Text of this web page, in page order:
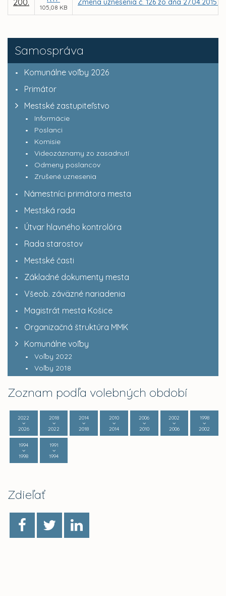
Samospráva
Komunálne voľby 2026
Primátor
Mestské zastupiteľstvo
Informácie
Poslanci
Komisie
Videozáznamy zo zasadnutí
Odmeny poslancov
Zrušené uznesenia
Námestníci primátora mesta
Mestská rada
Útvar hlavného kontrolóra
Rada starostov
Mestské časti
Základné dokumenty mesta
Všeob. záväzné nariadenia
Magistrát mesta Košice
Organizačná štruktúra MMK
Komunálne voľby
Voľby 2022
Voľby 2018
Zoznam podľa volebných období
2022
2026
2018
2022
2014
2018
2010
2014
2006
2010
2002
2006
1998
2002
1994
1998
1991
1994
Zdieľať
200.
105,08 KB
Zmena uznesenia č. 126 zo dňa 27.04.2015